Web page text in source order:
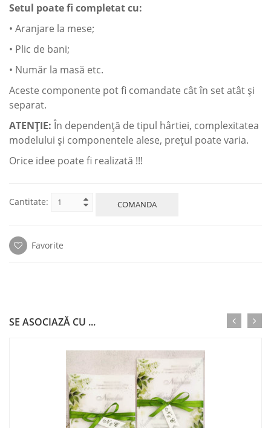
Setul poate fi completat cu:
• Aranjare la mese;
• Plic de bani;
• Număr la masă etc.
Aceste componente pot fi сomandate cât în set atât şi
separat.
ATENŢIE:În dependenţă de tipul hârtiei, complexitatea
modelului şi componentele alese, preţul poate varia.
Orice idee poate fi realizată !!!
Cantitate: COMANDA
Favorite
SE ASOCIAZĂ CU ...